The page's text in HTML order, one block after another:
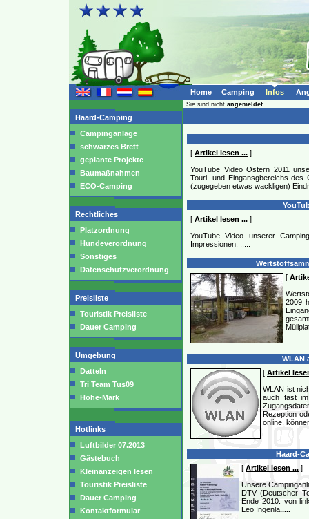
Home Camping Infos
Haard-Camping
Campinganlage
schwarzes Brett
geplante Projekte
Baumaßnahmen
ECO-Camping
Rechtliches
Platzordnung
Hundeverordnung
Sonstiges
Datenschutzverordnung
Preisliste
Touristik Preisliste
Dauer Camping
Umgebung
Datteln
Tri Team Tus09
Hohe-Mark
Hotlinks
Luftbilder 07.2013
Gästebuch
Kleinanzeigen lesen
Touristik Preisliste
Dauer Camping
Kontaktformular
Sie sind nicht angemeldet.
[ Artikel lesen ... ]
YouTube Video Ostern 2011
Touri- und Eingansgbereichs des
(zugegeben etwas wackligen)
[ Artikel lesen ... ]
YouTube Video unserer
Impressionen.
[
2009
WLAN
[ Artikel
WLAN ist
auch fast im
Rezeption
online,
Haard-
[ Artikel lesen ... ]
Unsere
DTV (Deutscher
Ende 2010. von
Leo Ingenla.....